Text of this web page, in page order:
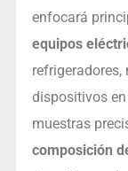
enfocará
equipos
dispositivos
muestras
composición